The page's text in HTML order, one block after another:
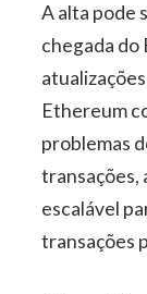
A alta pode
chegada do
Ethereum
problemas
transações,
escalável
transações